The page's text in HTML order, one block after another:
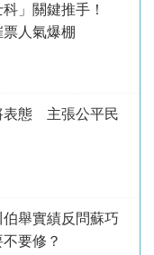
科」關鍵推手！
人氣爆棚
表態 主張公平民
舉實績反問蘇巧
要修？